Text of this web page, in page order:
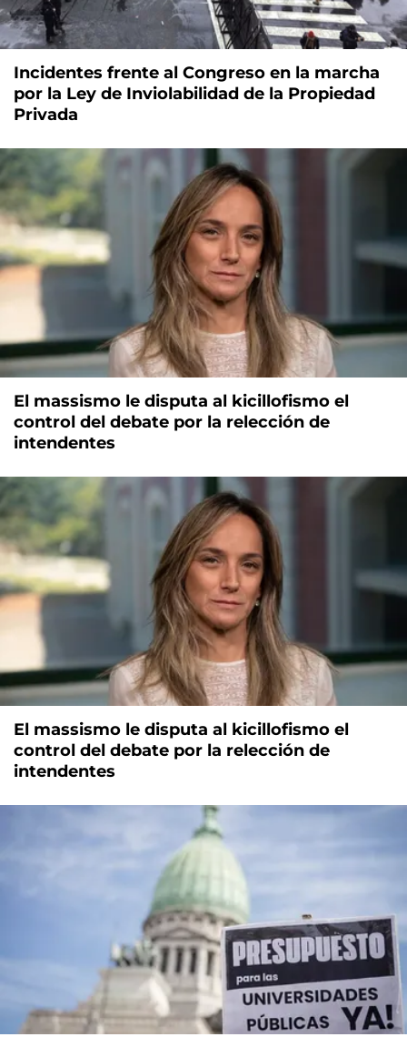
Incidentes frente al Congreso en la marcha
por la Ley de Inviolabilidad de la Propiedad
Privada
El massismo le disputa al kicillofismo el
control del debate por la relección de
intendentes
El massismo le disputa al kicillofismo el
control del debate por la relección de
intendentes